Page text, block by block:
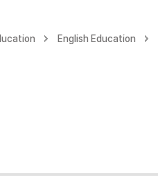
English Education